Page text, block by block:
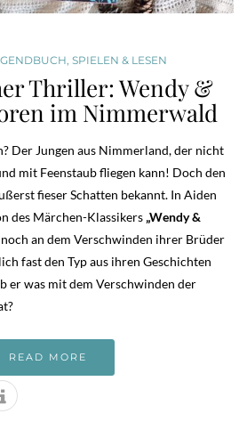
, SPIELEN & LESEN
Thriller: Wendy &
im Nimmerwald
Der Jungen aus Nimmerland, der nicht
mit Feenstaub fliegen kann! Doch den
fieser Schatten bekannt. In Aiden
des Märchen-Klassikers „Wendy &
an dem Verschwinden ihrer Brüder
fast den Typ aus ihren Geschichten
er was mit dem Verschwinden der
READ MORE